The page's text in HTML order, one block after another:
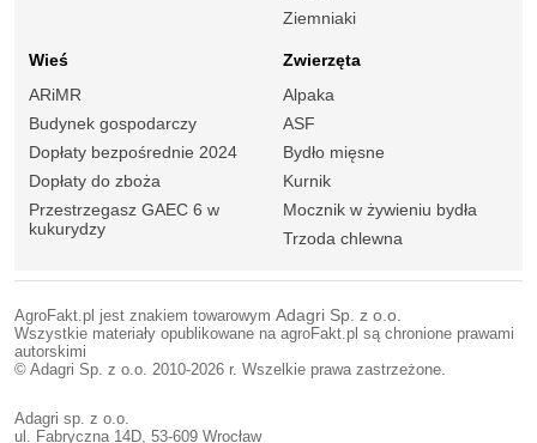
Ziemniaki
Wieś
ARiMR
Budynek gospodarczy
Dopłaty bezpośrednie 2024
Dopłaty do zboża
Przestrzegasz GAEC 6 w
kukurydzy
Zwierzęta
Alpaka
ASF
Bydło mięsne
Kurnik
Mocznik w żywieniu bydła
Trzoda chlewna
AgroFakt.pl jest znakiem towarowym Adagri Sp. z o.o.
Wszystkie materiały opublikowane na agroFakt.pl są chronione prawami
autorskimi
© Adagri Sp. z o.o. 2010-2026 r. Wszelkie prawa zastrzeżone.
Adagri sp. z o.o.
ul. Fabryczna 14D, 53-609 Wrocław